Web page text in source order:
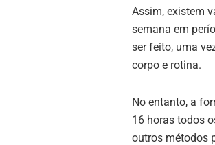
Assim, existem
semana em
ser feito, uma
corpo e rotina.
No entanto, a
16 horas todos
outros métodos